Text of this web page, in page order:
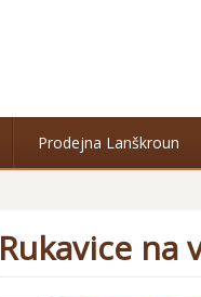
Prodejna Lanškroun
Rukavice na